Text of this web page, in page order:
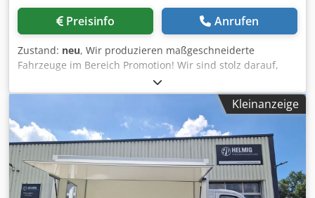
Deutschland und Österreich )
Preisinfo Anrufen
Zustand: neu, Wir produzieren maßgeschneiderte
Fahrzeuge im Bereich Promotion! Wir sind stolz darauf,
innovative Lösungen für Unternehmer und
Marketingagenturen anzubieten, die ihre Produkte mit
unvergesslichen Auftritten in Szene setzen möchten.
Dcedpfx Acsq E N Uueijk Unsere Fahrzeuge sind nicht nur
Fortbewegungsmittel, sondern echte Werbeflächen auf
Rädern. Als langjähriger Fahrzeugbauer verstehen wir die
Bedürfnisse Ihrer Marke und setzen sie mit Kreativität und
Präzision in einzigartige Promotionfahrzeuge um.
Kleinanzeige